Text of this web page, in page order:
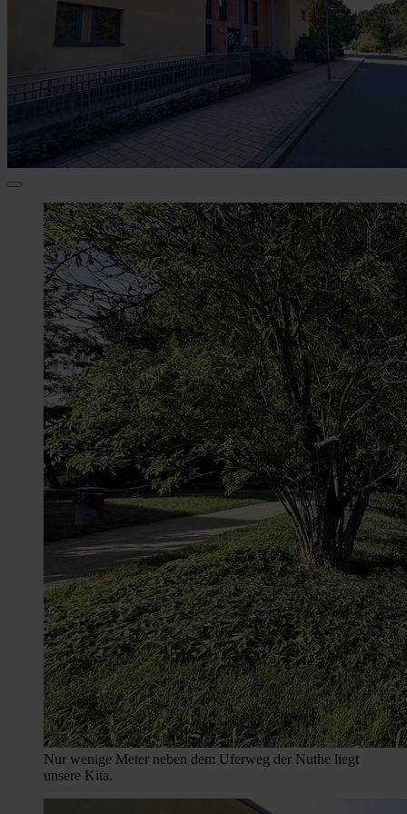
Nur wenige Meter neben dem Uferweg der Nuthe liegt
unsere Kita.